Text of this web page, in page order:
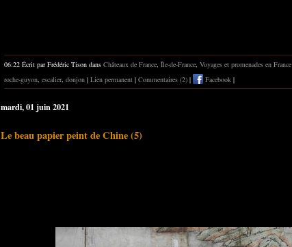
06:22 Écrit par Frédéric Tison dans Châteaux de France, Île-de-France, Voyages et promenades en France
roche-guyon, escalier, donjon | Lien permanent | Commentaires (2) | Facebook |
mardi, 01 juin 2021
Le beau papier peint de Chine (5)